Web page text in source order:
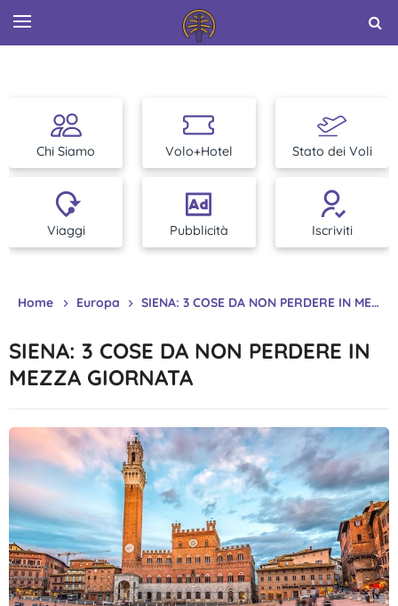
Chi Siamo Volo+Hotel Stato dei Voli
Viaggi Pubblicità Iscriviti
Home Europa SIENA: 3 COSE DA NON PERDERE IN MEZZA GIORNATA
SIENA: 3 COSE DA NON PERDERE IN
MEZZA GIORNATA